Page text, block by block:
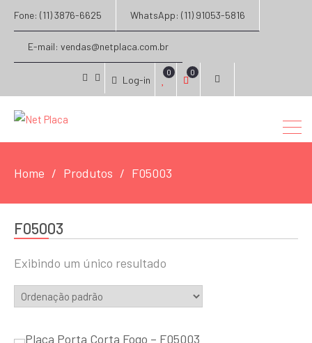
Fone: (11) 3876-6625 WhatsApp: (11) 91053-5816
E-mail: vendas@netplaca.com.br
facebook
instagram
Log-in
0 0
Home Produtos F05003
F05003
Exibindo um único resultado